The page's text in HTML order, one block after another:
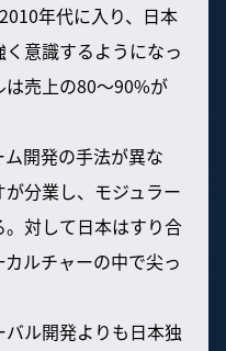
年代に入り、日本
意識するようになっ
売上の80〜90%が
開発の手法が異な
分業し、モジュラー
対して日本はすり合
ルチャーの中で尖っ
ル開発よりも日本独